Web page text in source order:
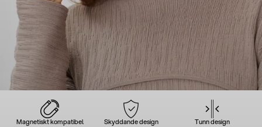
Magnetiskt kompatibel Skyddande design Tunn design